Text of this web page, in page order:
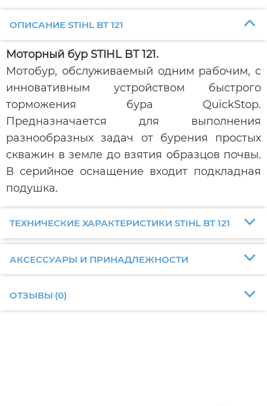
ОПИСАНИЕ STIHL BT 121
Моторный бур STIHL BT 121.
Мотобур, обслуживаемый одним рабочим, с
инновативным устройством быстрого
торможения бура QuickStop.
Предназначается для выполнения
разнообразных задач от бурения простых
скважин в земле до взятия образцов почвы.
В серийное оснащение входит подкладная
подушка.
ТЕХНИЧЕСКИЕ ХАРАКТЕРИСТИКИ STIHL BT 121
АКСЕССУАРЫ И ПРИНАДЛЕЖНОСТИ
ОТЗЫВЫ (0)